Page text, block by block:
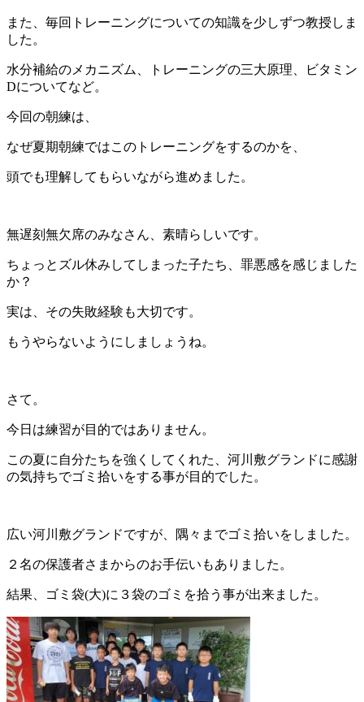
また、毎回トレーニングについての知識を少しずつ教授しま
した。
水分補給のメカニズム、トレーニングの三大原理、ビタミン
Dについてなど。
今回の朝練は、
なぜ夏期朝練ではこのトレーニングをするのかを、
頭でも理解してもらいながら進めました。
無遅刻無欠席のみなさん、素晴らしいです。
ちょっとズル休みしてしまった子たち、罪悪感を感じました
か？
実は、その失敗経験も大切です。
もうやらないようにしましょうね。
さて。
今日は練習が目的ではありません。
この夏に自分たちを強くしてくれた、河川敷グランドに感謝
の気持ちでゴミ拾いをする事が目的でした。
広い河川敷グランドですが、隅々までゴミ拾いをしました。
２名の保護者さまからのお手伝いもありました。
結果、ゴミ袋(大)に３袋のゴミを拾う事が出来ました。